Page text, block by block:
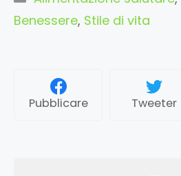
Benessere, Stile di vita
Pubblicare Tweeter